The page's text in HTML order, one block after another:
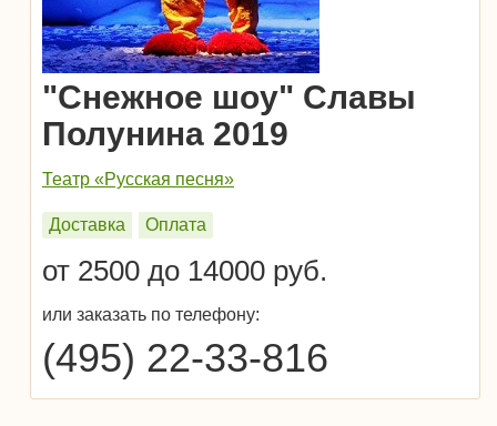
"Снежное шоу" Славы
Полунина 2019
Театр «Русская песня»
Доставка Оплата
от 2500 до 14000 руб.
или заказать по телефону:
(495) 22-33-816